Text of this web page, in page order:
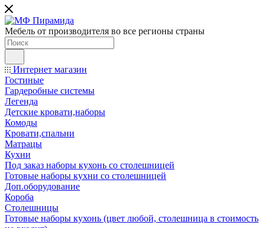
Мебель от производителя во все регионы страны
Интернет магазин
Гостиные
Гардеробные системы
Легенда
Детские кровати,наборы
Комоды
Кровати,спальни
Матрацы
Кухни
Под заказ наборы кухонь со столешницей
Готовые наборы кухни со столешницей
Доп.оборудование
Короба
Столешницы
Готовые наборы кухонь (цвет любой, столешница в стоимость